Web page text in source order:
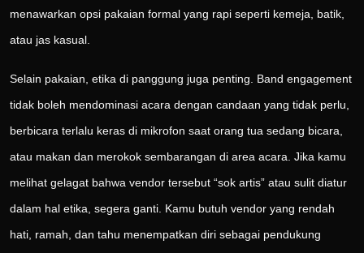
menawarkan opsi pakaian formal yang rapi seperti kemeja, batik,
atau jas kasual.
Selain pakaian, etika di panggung juga penting. Band engagement
tidak boleh mendominasi acara dengan candaan yang tidak perlu,
berbicara terlalu keras di mikrofon saat orang tua sedang bicara,
atau makan dan merokok sembarangan di area acara. Jika kamu
melihat gelagat bahwa vendor tersebut “sok artis” atau sulit diatur
dalam hal etika, segera ganti. Kamu butuh vendor yang rendah
hati, ramah, dan tahu menempatkan diri sebagai pendukung